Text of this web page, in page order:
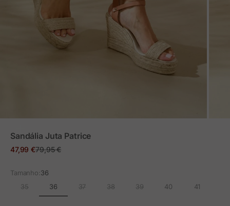
Sandália Juta Patrice
Preço em promoção
47,99 €Preço normal
79,95 €
Tamanho:36
35
36 37 38 39 40 41